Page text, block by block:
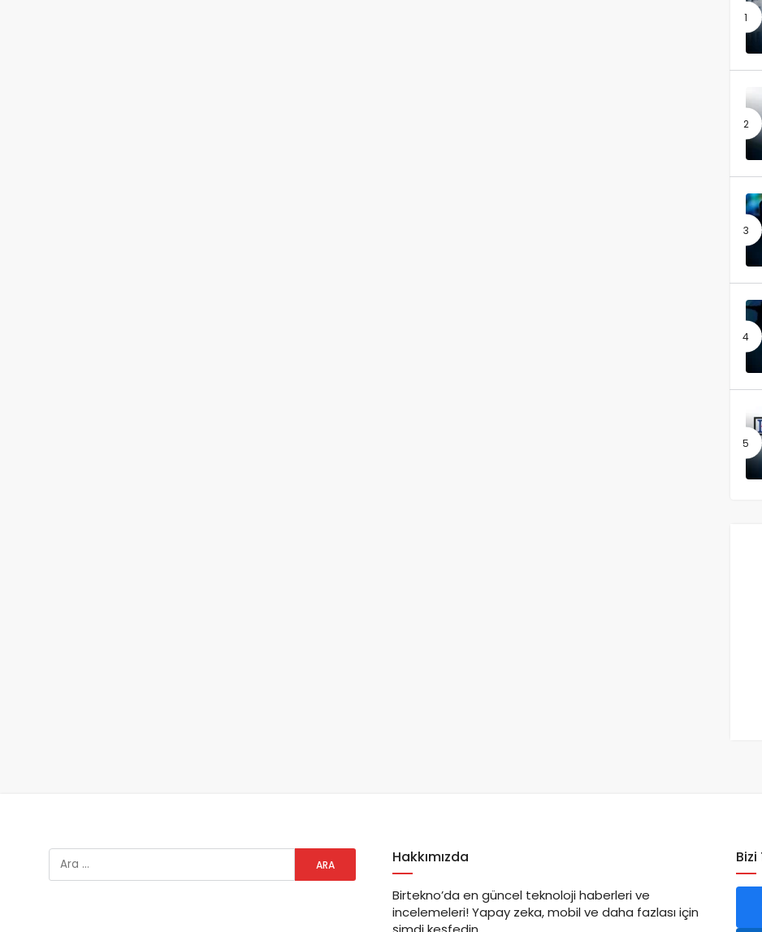
Hakkımızda
Birtekno’da en güncel teknoloji haberleri ve
incelemeleri! Yapay zeka, mobil ve daha fazlası için